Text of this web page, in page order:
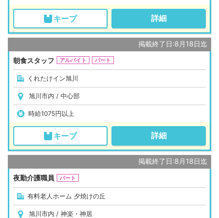
キープ 詳細
掲載終了日:8月18日迄
朝食スタッフ
アルバイト パート
くれたけイン旭川
旭川市内 / 中心部
時給1075円以上
キープ 詳細
掲載終了日:8月18日迄
夜勤介護職員
パート
有料老人ホーム 夕焼けの丘
旭川市内 / 神楽・神居